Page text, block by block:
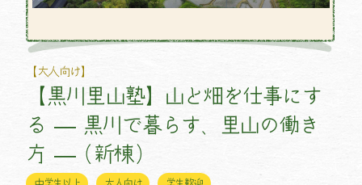
【大人向け】
【黒川里山塾】山と畑を仕事にす
る ― 黒川で暮らす、里山の働き
方 ―（新棟）